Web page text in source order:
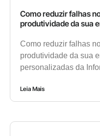
Como reduzir falhas
produtividade da sua
Como reduzir falhas
produtividade da sua
personalizadas da
Leia Mais